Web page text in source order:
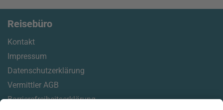
Reisebüro
Kontakt
Impressum
Datenschutzerklärung
Vermittler AGB
Barrierefreiheitserklärung